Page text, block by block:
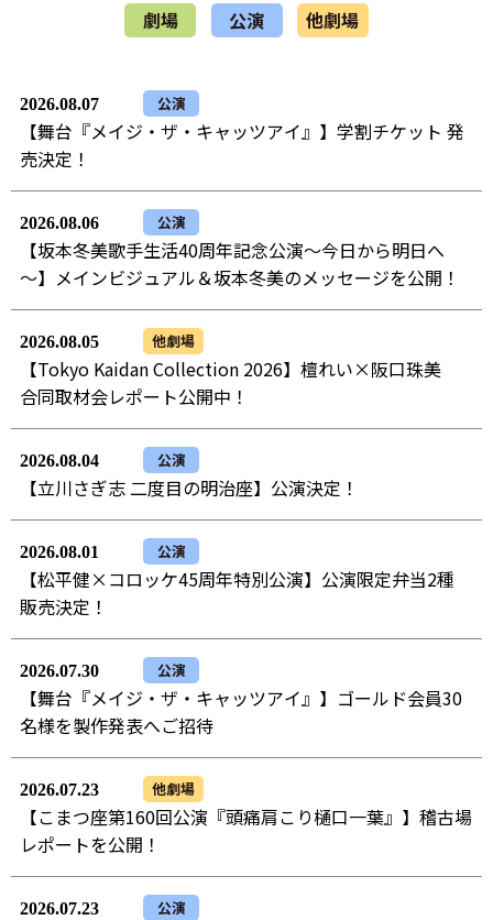
劇場 公演 他劇場
2026.08.07 公演
【舞台『メイジ・ザ・キャッツアイ』】学割チケット 発
売決定！
2026.08.06 公演
【坂本冬美歌手生活40周年記念公演～今日から明日へ
～】メインビジュアル＆坂本冬美のメッセージを公開！
2026.08.05 他劇場
【Tokyo Kaidan Collection 2026】檀れい×阪口珠美
合同取材会レポート公開中！
2026.08.04 公演
【立川さぎ志 二度目の明治座】公演決定！
2026.08.01 公演
【松平健×コロッケ45周年特別公演】公演限定弁当2種
販売決定！
2026.07.30 公演
【舞台『メイジ・ザ・キャッツアイ』】ゴールド会員30
名様を製作発表へご招待
2026.07.23 他劇場
【こまつ座第160回公演『頭痛肩こり樋口一葉』】稽古場
レポートを公開！
2026.07.23 公演